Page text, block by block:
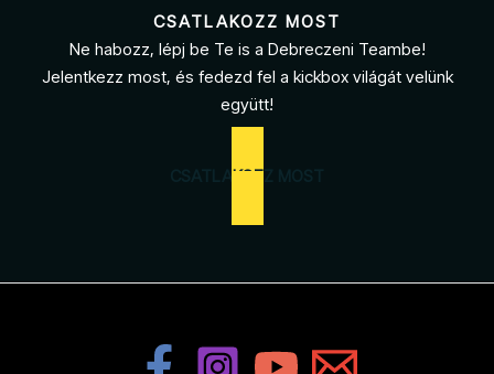
CSATLAKOZZ MOST
Ne habozz, lépj be Te is a Debreczeni Teambe!
Jelentkezz most, és fedezd fel a kickbox világát velünk
együtt!
CSATLAKOZZ MOST